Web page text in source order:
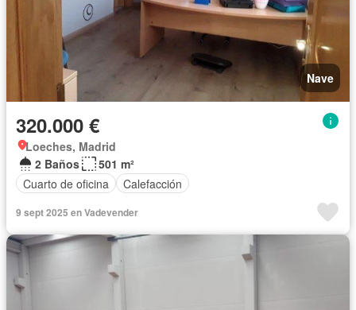
Nave
320.000 €
Loeches, Madrid
2 Baños
501 m²
Cuarto de oficina
Calefacción
9 sept 2025 en Vadevender